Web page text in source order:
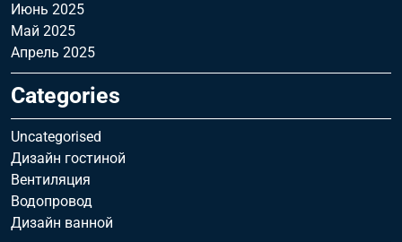
Июнь 2025
Май 2025
Апрель 2025
Categories
Uncategorised
Дизайн гостиной
Вентиляция
Водопровод
Дизайн ванной